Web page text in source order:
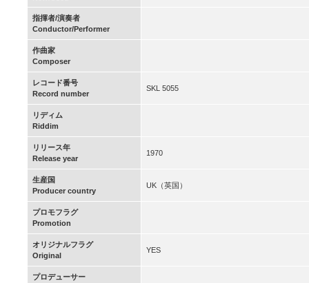
指揮者/演奏者
Conductor/Performer
作曲家
Composer
レコード番号
Record number
SKL 5055
リディム
Riddim
リリース年
Release year
1970
生産国
Producer country
UK（英国）
プロモフラグ
Promotion
オリジナルフラグ
Original
YES
プロデューサー